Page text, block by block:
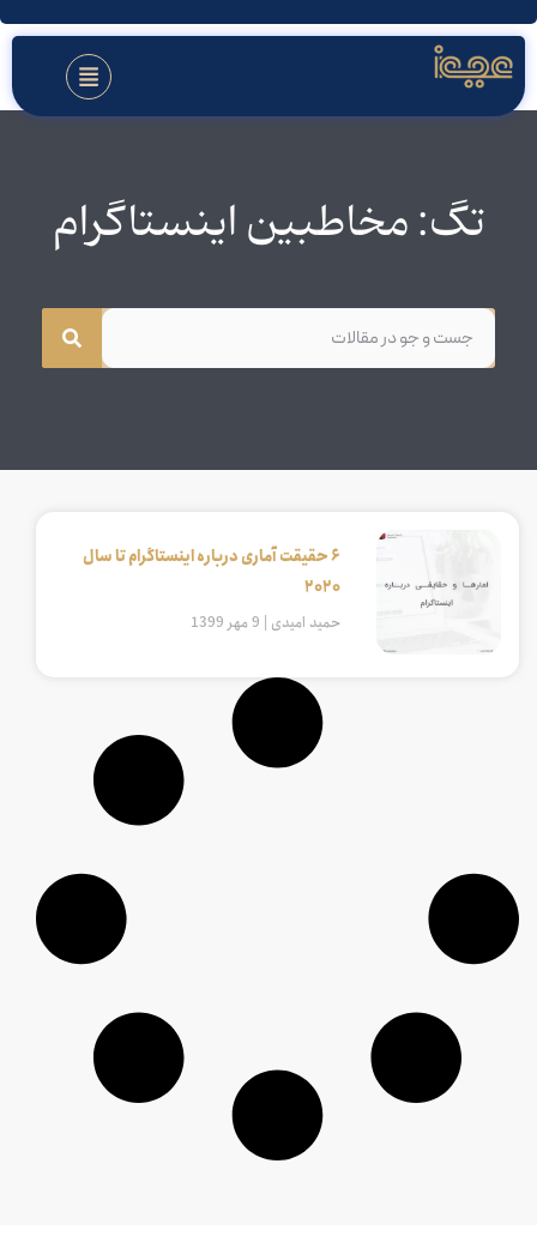
تگ: مخاطبین اینستاگرام
6 حقیقت آماری درباره اینستاگرام تا سال
2020
حمید امیدی